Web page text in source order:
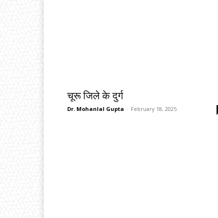
चूरू जिले के दुर्ग
Dr. Mohanlal Gupta - February 18, 2025